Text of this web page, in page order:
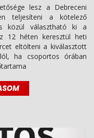
lesz a Debreceni
teljesíteni a kötelező
közül választható ki a
12 héten keresztül heti
eltölteni a kiválasztott
ha csoportos órában